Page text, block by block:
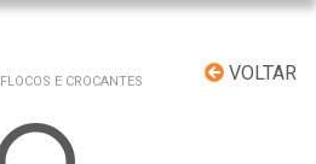
VOLTAR
FLOCOS E CROCANTES